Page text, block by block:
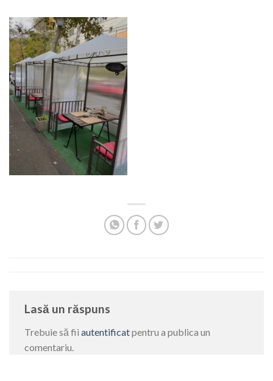
Lasă un răspuns
Trebuie să fii autentificatpentru a publica un
comentariu.